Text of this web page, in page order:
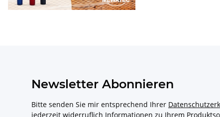
Newsletter Abonnieren
Bitte senden Sie mir entsprechend Ihrer
jederzeit widerruflich Informationen zu Ihrem